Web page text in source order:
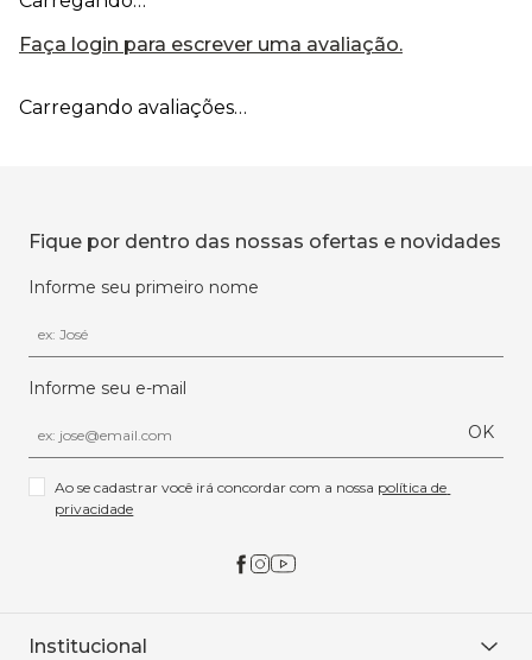
Faça login para escrever uma avaliação.
Carregando avaliações…
Fique por dentro das nossas ofertas e novidades
Informe seu primeiro nome
Informe seu e-mail
OK
Ao se cadastrar você irá concordar com a nossa política de
privacidade
Institucional